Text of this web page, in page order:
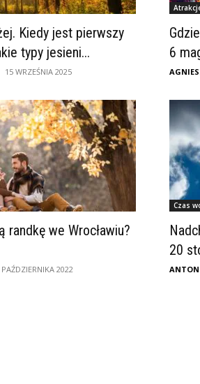
Kiedy jest pierwszy
typy jesieni...
15 WRZEŚNIA 2025
6
randkę we Wrocławiu?
PAŹDZIERNIKA 2022
Czas
20